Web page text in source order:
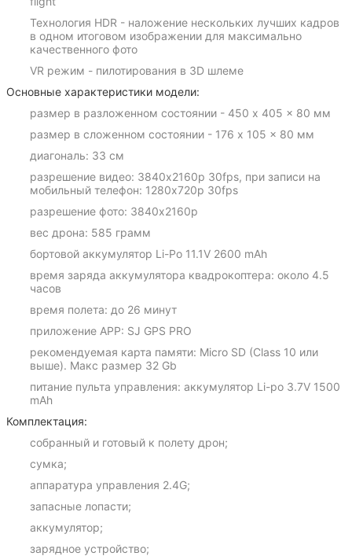
Технология HDR - наложение нескольких лучших кадров
в одном итоговом изображении для максимально
качественного фото
VR режим - пилотирования в 3D шлеме
Основные характеристики модели:
размер в разложенном состоянии - 450 x 405 x 80 мм
размер в сложенном состоянии - 176 x 105 x 80 мм
диагональ: 33 см
разрешение видео: 3840х2160p 30fps, при записи на
мобильный телефон: 1280х720p 30fps
разрешение фото: 3840х2160p
вес дрона: 585 грамм
бортовой аккумулятор Li-Po 11.1V 2600 mAh
время заряда аккумулятора квадрокоптера: около 4.5
часов
время полета: до 26 минут
приложение APP: SJ GPS PRO
рекомендуемая карта памяти: Micro SD (Class 10 или
выше). Макс размер 32 Gb
питание пульта управления: аккумулятор Li-po 3.7V 1500
mAh
Комплектация:
собранный и готовый к полету дрон;
сумка;
аппаратура управления 2.4G;
запасные лопасти;
аккумулятор;
зарядное устройство;